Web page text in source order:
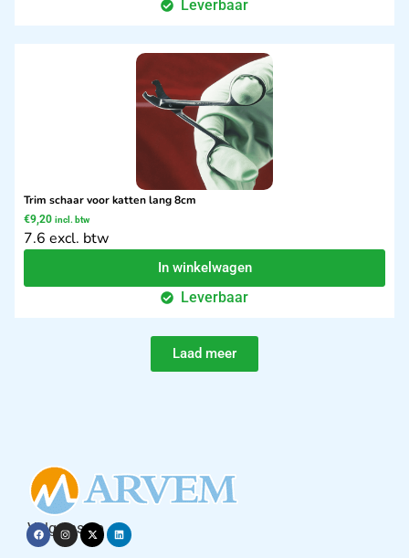
Leverbaar
Trim schaar voor katten lang 8cm
€9,20 incl. btw
7.6 excl. btw
In winkelwagen
Leverbaar
Laad meer
Volg ons op